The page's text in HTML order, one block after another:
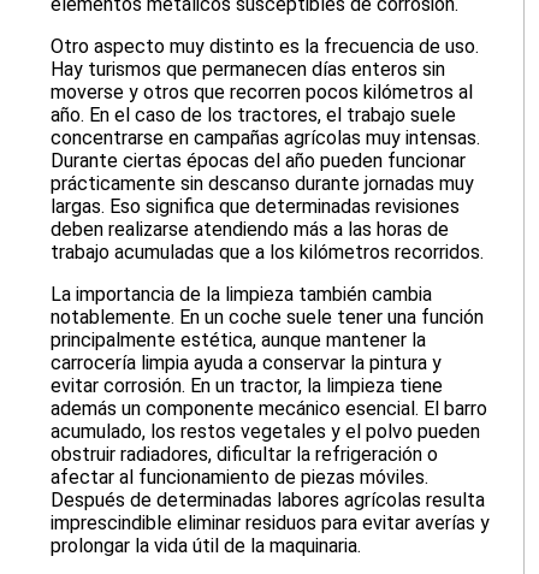
Otro aspecto muy distinto es la frecuencia de uso.
Hay turismos que permanecen días enteros sin
moverse y otros que recorren pocos kilómetros al
año. En el caso de los tractores, el trabajo suele
concentrarse en campañas agrícolas muy intensas.
Durante ciertas épocas del año pueden funcionar
prácticamente sin descanso durante jornadas muy
largas. Eso significa que determinadas revisiones
deben realizarse atendiendo más a las horas de
trabajo acumuladas que a los kilómetros recorridos.
La importancia de la limpieza también cambia
notablemente. En un coche suele tener una función
principalmente estética, aunque mantener la
carrocería limpia ayuda a conservar la pintura y
evitar corrosión. En un tractor, la limpieza tiene
además un componente mecánico esencial. El barro
acumulado, los restos vegetales y el polvo pueden
obstruir radiadores, dificultar la refrigeración o
afectar al funcionamiento de piezas móviles.
Después de determinadas labores agrícolas resulta
imprescindible eliminar residuos para evitar averías y
prolongar la vida útil de la maquinaria.